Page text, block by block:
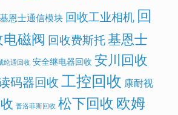
恩士通信模块 回收工业相机 回
磁阀 回收费斯托基恩士
纶通回收 安全继电器回收 安川回收
码器回收工控回收 康耐视
普洛菲斯回收 松下回收欧姆